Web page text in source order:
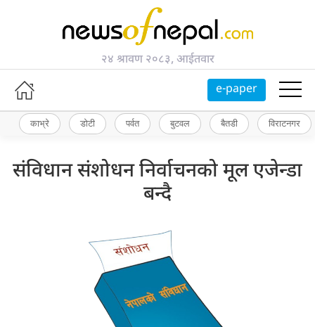
२४ श्रावण २०८३, आईतवार
e-paper
काभ्रे डोटी पर्वत बुटवल बैतडी विराटनगर
संविधान संशोधन निर्वाचनको मूल एजेन्डा
बन्दै